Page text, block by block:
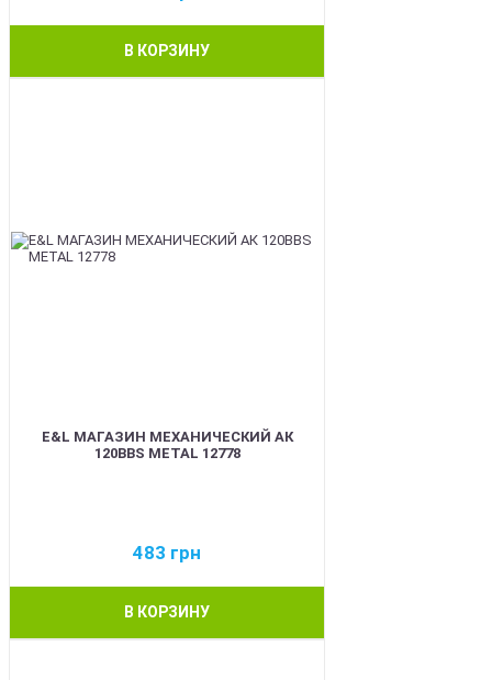
В КОРЗИНУ
E&L МАГАЗИН МЕХАНИЧЕСКИЙ АК
120BBS METAL 12778
483 грн
В КОРЗИНУ